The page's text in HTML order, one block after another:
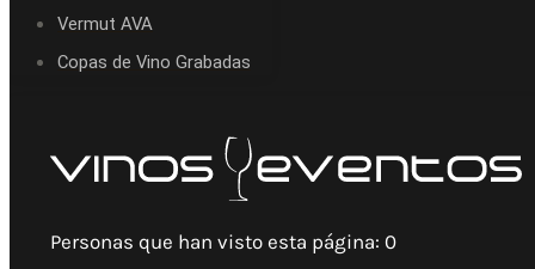
Vermut AVA
Copas de Vino Grabadas
Personas que han visto esta página: 0